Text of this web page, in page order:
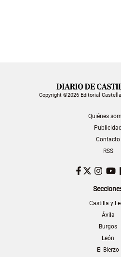
Copyright ©2026 Editorial
Quiénes
Publicidad
Contacto
RSS
Facebook
Twitter
Castilla y
Ávila
Burgos
León
El Bierzo